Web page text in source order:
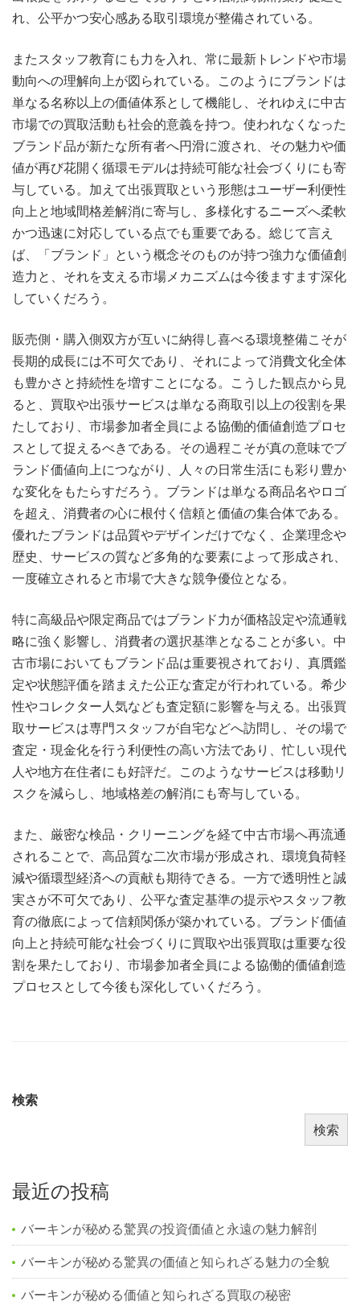
れ、公平かつ安心感ある取引環境が整備されている。
またスタッフ教育にも力を入れ、常に最新トレンドや市場
動向への理解向上が図られている。このようにブランドは
単なる名称以上の価値体系として機能し、それゆえに中古
市場での買取活動も社会的意義を持つ。使われなくなった
ブランド品が新たな所有者へ円滑に渡され、その魅力や価
値が再び花開く循環モデルは持続可能な社会づくりにも寄
与している。加えて出張買取という形態はユーザー利便性
向上と地域間格差解消に寄与し、多様化するニーズへ柔軟
かつ迅速に対応している点でも重要である。総じて言え
ば、「ブランド」という概念そのものが持つ強力な価値創
造力と、それを支える市場メカニズムは今後ますます深化
していくだろう。
販売側・購入側双方が互いに納得し喜べる環境整備こそが
長期的成長には不可欠であり、それによって消費文化全体
も豊かさと持続性を増すことになる。こうした観点から見
ると、買取や出張サービスは単なる商取引以上の役割を果
たしており、市場参加者全員による協働的価値創造プロセ
スとして捉えるべきである。その過程こそが真の意味でブ
ランド価値向上につながり、人々の日常生活にも彩り豊か
な変化をもたらすだろう。ブランドは単なる商品名やロゴ
を超え、消費者の心に根付く信頼と価値の集合体である。
優れたブランドは品質やデザインだけでなく、企業理念や
歴史、サービスの質など多角的な要素によって形成され、
一度確立されると市場で大きな競争優位となる。
特に高級品や限定商品ではブランド力が価格設定や流通戦
略に強く影響し、消費者の選択基準となることが多い。中
古市場においてもブランド品は重要視されており、真贋鑑
定や状態評価を踏まえた公正な査定が行われている。希少
性やコレクター人気なども査定額に影響を与える。出張買
取サービスは専門スタッフが自宅などへ訪問し、その場で
査定・現金化を行う利便性の高い方法であり、忙しい現代
人や地方在住者にも好評だ。このようなサービスは移動リ
スクを減らし、地域格差の解消にも寄与している。
また、厳密な検品・クリーニングを経て中古市場へ再流通
されることで、高品質な二次市場が形成され、環境負荷軽
減や循環型経済への貢献も期待できる。一方で透明性と誠
実さが不可欠であり、公平な査定基準の提示やスタッフ教
育の徹底によって信頼関係が築かれている。ブランド価値
向上と持続可能な社会づくりに買取や出張買取は重要な役
割を果たしており、市場参加者全員による協働的価値創造
プロセスとして今後も深化していくだろう。
検索
検索
最近の投稿
バーキンが秘める驚異の投資価値と永遠の魅力解剖
バーキンが秘める驚異の価値と知られざる魅力の全貌
バーキンが秘める価値と知られざる買取の秘密